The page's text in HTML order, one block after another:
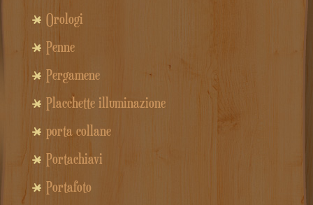
Orologi
Penne
Pergamene
Placchette illuminazione
porta collane
Portachiavi
Portafoto